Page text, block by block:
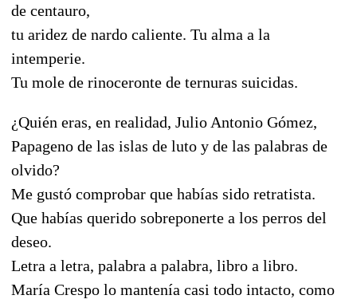
de centauro,
tu aridez de nardo caliente. Tu alma a la
intemperie.
Tu mole de rinoceronte de ternuras suicidas.
¿Quién eras, en realidad, Julio Antonio Gómez,
Papageno de las islas de luto y de las palabras de
olvido?
Me gustó comprobar que habías sido retratista.
Que habías querido sobreponerte a los perros del
deseo.
Letra a letra, palabra a palabra, libro a libro.
María Crespo lo mantenía casi todo intacto, como